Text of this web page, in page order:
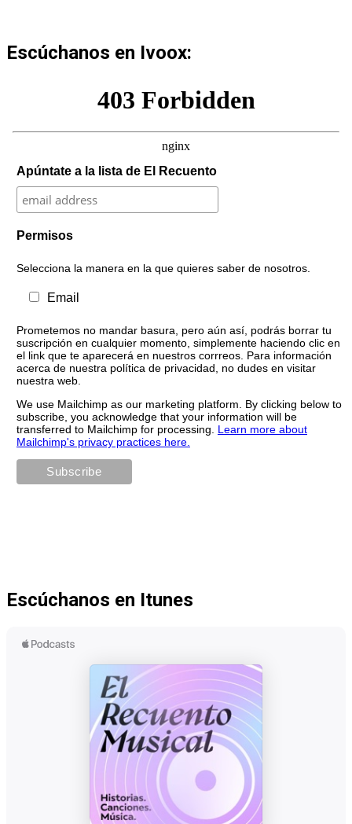
Escúchanos en Ivoox:
Apúntate a la lista de El Recuento
Permisos
Selecciona la manera en la que quieres saber de nosotros.
Email
Prometemos no mandar basura, pero aún así, podrás borrar tu
suscripción en cualquier momento, simplemente haciendo clic en
el link que te aparecerá en nuestros corrreos. Para información
acerca de nuestra política de privacidad, no dudes en visitar
nuestra web.
We use Mailchimp as our marketing platform. By clicking below to
subscribe, you acknowledge that your information will be
transferred to Mailchimp for processing. Learn more about
Mailchimp's privacy practices here.
Escúchanos en Itunes